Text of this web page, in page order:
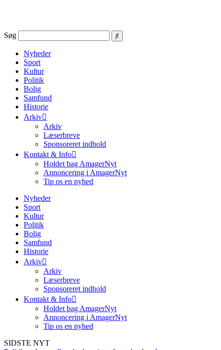
Søg
Nyheder
Sport
Kultur
Politik
Bolig
Samfund
Historie
Arkiv
Arkiv
Læserbreve
Sponsoreret indhold
Kontakt & Info
Holdet bag AmagerNyt
Annoncering i AmagerNyt
Tip os en nyhed
Nyheder
Sport
Kultur
Politik
Bolig
Samfund
Historie
Arkiv
Arkiv
Læserbreve
Sponsoreret indhold
Kontakt & Info
Holdet bag AmagerNyt
Annoncering i AmagerNyt
Tip os en nyhed
SIDSTE NYT